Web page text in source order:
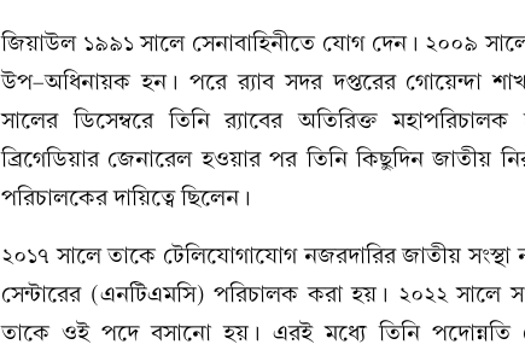
জিয়াউল ১৯৯১ সালে সেনাবাহিনীতে যোগ দেন। ২০০৯
উপ–অধিনায়ক হন। পরে র‍্যাব সদর দপ্তরের গোয়েন্দা
সালের ডিসেম্বরে তিনি র‍্যাবের অতিরিক্ত
ব্রিগেডিয়ার জেনারেল হওয়ার পর তিনি কিছুদিন জাতীয়
পরিচালকের দায়িত্বে ছিলেন।
২০১৭ সালে তাকে টেলিযোগাযোগ নজরদারির জাতীয় সংস্থা
সেন্টারের (এনটিএমসি) পরিচালক করা হয়। ২০২২ সালে
তাকে ওই পদে বসানো হয়। এরই মধ্যে তিনি